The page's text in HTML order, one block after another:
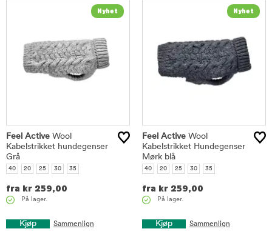
Feel Active Wool
Kabelstrikket hundegenser
Grå
40 20 25 30 35
fra kr 259,00
På lager.
Kjøp Sammenlign
Feel Active Wool
Kabelstrikket Hundegenser
Mørk blå
40 20 25 30 35
fra kr 259,00
På lager.
Kjøp Sammenlign